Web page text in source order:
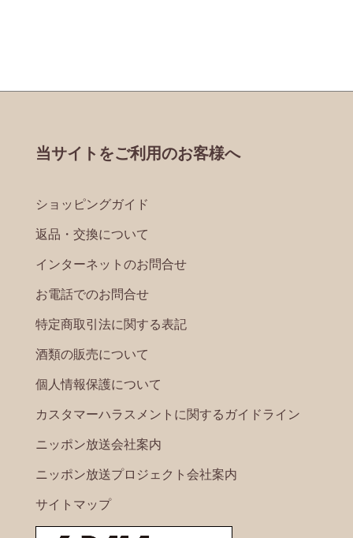
当サイトをご利用のお客様へ
ショッピングガイド
返品・交換について
インターネットのお問合せ
お電話でのお問合せ
特定商取引法に関する表記
酒類の販売について
個人情報保護について
カスタマーハラスメントに関するガイドライン
ニッポン放送会社案内
ニッポン放送プロジェクト会社案内
サイトマップ